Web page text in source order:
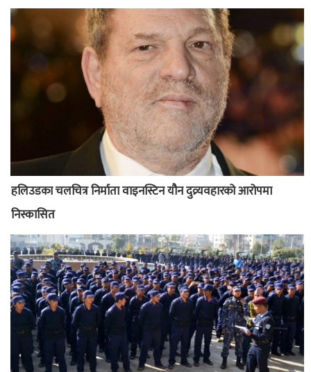
हलिउडका चलचित्र निर्माता वाइनस्टिन यौन दुव्र्यवहारको आरोपमा
निस्कासित